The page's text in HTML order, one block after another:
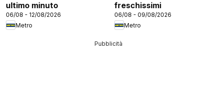
ultimo minuto
06/08 - 12/08/2026
Metro
freschissimi
06/08 - 09/08/2026
Metro
Pubblicità